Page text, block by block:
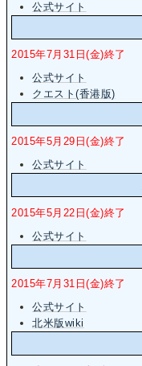
公式サイト
2015年7月31日(金)終了
公式サイト
クエスト(香港版)
2015年5月29日(金)終了
公式サイト
2015年5月22日(金)終了
公式サイト
2015年7月31日(金)終了
公式サイト
北米版wiki